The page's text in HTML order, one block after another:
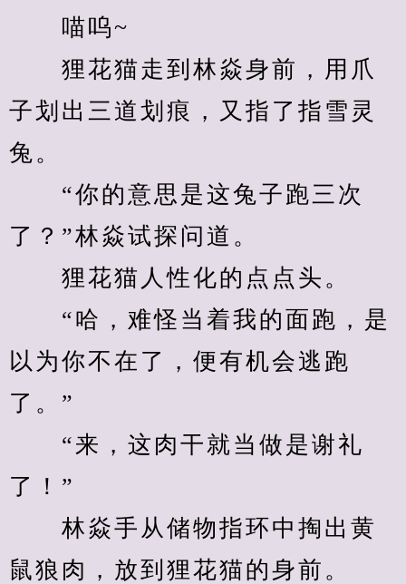
喵呜~
狸花猫走到林焱身前，用爪
子划出三道划痕，又指了指雪灵
兔。
“你的意思是这兔子跑三次
了？”林焱试探问道。
狸花猫人性化的点点头。
“哈，难怪当着我的面跑，是
以为你不在了，便有机会逃跑
了。”
“来，这肉干就当做是谢礼
了！”
林焱手从储物指环中掏出黄
鼠狼肉，放到狸花猫的身前。